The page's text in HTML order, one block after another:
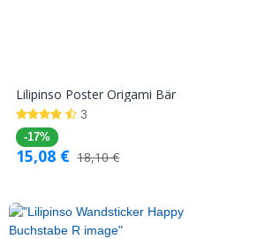
In den
Lilipinso Poster Origami Bär
3
-17%
15,08 € 18,10€